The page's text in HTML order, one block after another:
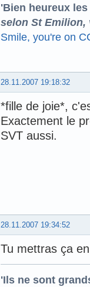
'Bien heureux
selon St Emilion,
Smile, you're on
28.11.2007 19:18:32
*fille de joie*,
Exactement le
SVT aussi.
28.11.2007 19:34:52
Tu mettras ça
'Ils ne sont